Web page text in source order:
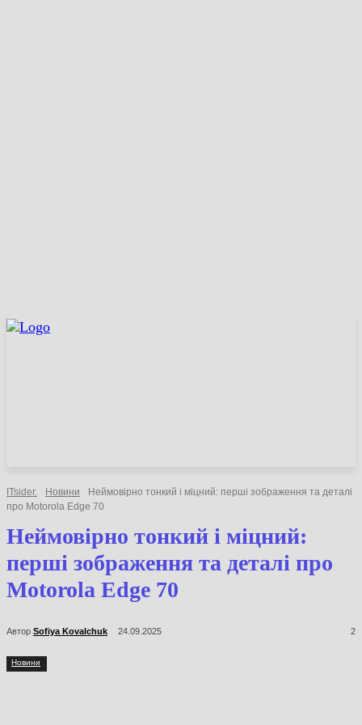
ITsider. Новини
Неймовірно тонкий і міцний: перші зображення та деталі
про Motorola Edge 70
Неймовірно тонкий і міцний:
перші зображення та деталі про
Motorola Edge 70
Автор Sofiya Kovalchuk 24.09.2025 2
Новини